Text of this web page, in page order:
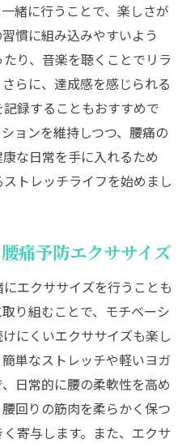
緒に行うことで、楽しさが
慣に組み込みやすいよう
り、音楽を聴くことでリラ
らに、達成感を感じられる
録することもおすすめで
ョンを維持しつつ、腰痛の
な日常を手に入れるため
トレッチライフを始めまし
痛予防エクササイズ
エクササイズを行うことも
り組むことで、モチベーシ
にくいエクササイズも楽し
単なストレッチや軽いヨガ
日常的に腰の柔軟性を高め
回りの筋肉を柔らかく保つ
寄与します。また、エクサ